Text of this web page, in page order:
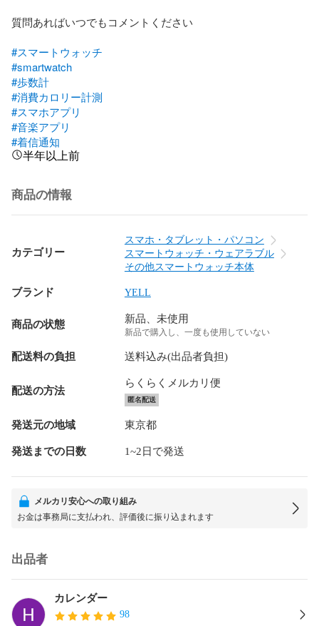
質問あればいつでもコメントください
#スマートウォッチ
#smartwatch
#歩数計
#消費カロリー計測
#スマホアプリ
#音楽アプリ
#着信通知
半年以上前
商品の情報
カテゴリー
スマホ・タブレット・パソコン
スマートウォッチ・ウェアラブル
その他スマートウォッチ本体
ブランド YELL
商品の状態 新品、未使用
新品で購入し、一度も使用していない
配送料の負担 送料込み(出品者負担)
配送の方法
らくらくメルカリ便
匿名配送
発送元の地域 東京都
発送までの日数 1~2日で発送
メルカリ安心への取り組み
お金は事務局に支払われ、評価後に振り込まれます
出品者
カレンダー
98